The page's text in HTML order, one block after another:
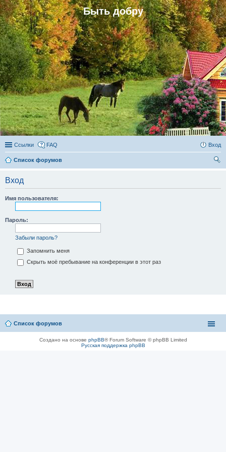
Быть добру
Ссылки FAQ Вход
Список форумов
Вход
Имя пользователя:
Пароль:
Забыли пароль?
Запомнить меня
Скрыть моё пребывание на конференции в этот раз
Список форумов
Создано на основе phpBB® Forum Software © phpBB Limited
Русская поддержка phpBB